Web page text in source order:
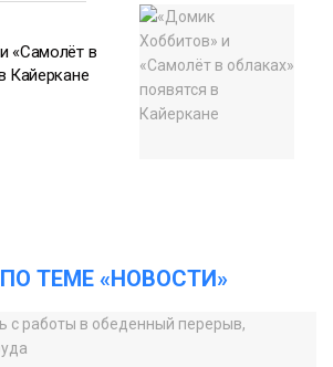
«Самолёт в
Кайеркане
ТЕМЕ «НОВОСТИ»